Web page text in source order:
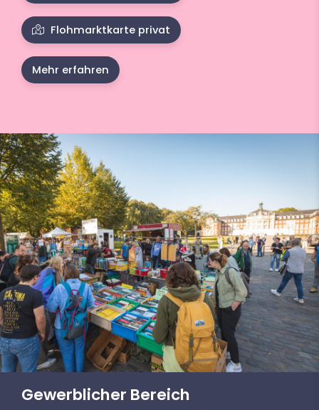
Flohmarktkarte privat
Mehr erfahren
Gewerblicher Bereich